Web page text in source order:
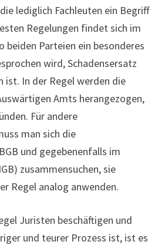
lediglich Fachleuten ein Begriff
Regelungen findet sich im
beiden Parteien ein besonderes
wird, Schadensersatz
ist. In der Regel werden die
Amts herangezogen,
Für andere
man sich die
und gegebenenfalls im
zusammensuchen, sie
Regel analog anwenden.
Juristen beschäftigen und
und teurer Prozess ist, ist es